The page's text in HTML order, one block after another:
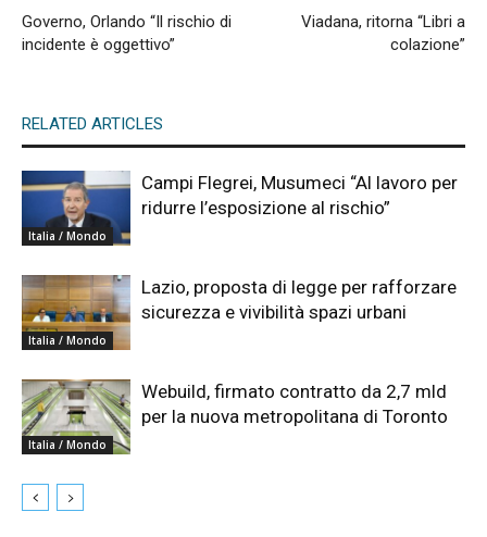
Governo, Orlando “Il rischio di
incidente è oggettivo”
Viadana, ritorna “Libri a
colazione”
RELATED ARTICLES
Italia / Mondo
Campi Flegrei, Musumeci “Al lavoro per
ridurre l’esposizione al rischio”
Italia / Mondo
Lazio, proposta di legge per rafforzare
sicurezza e vivibilità spazi urbani
Italia / Mondo
Webuild, firmato contratto da 2,7 mld
per la nuova metropolitana di Toronto